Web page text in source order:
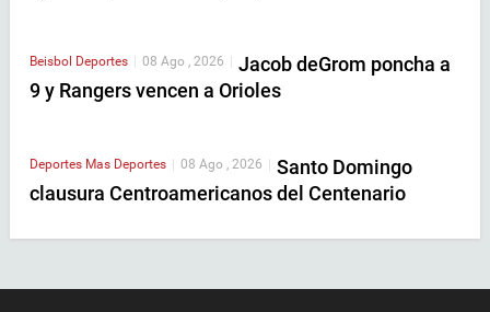
Beisbol Deportes | 08 Ago , 2026 | Jacob deGrom poncha a
9 y Rangers vencen a Orioles
Deportes Mas Deportes 08 Ago , 2026
Santo Domingo
clausura Centroamericanos del Centenario